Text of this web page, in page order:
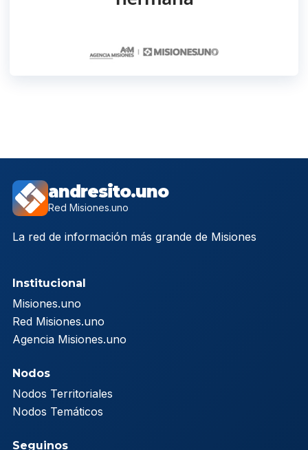
andresito.uno
Red Misiones.uno
La red de información más grande de Misiones
Institucional
Misiones.uno
Red Misiones.uno
Agencia Misiones.uno
Nodos
Nodos Territoriales
Nodos Temáticos
Seguinos